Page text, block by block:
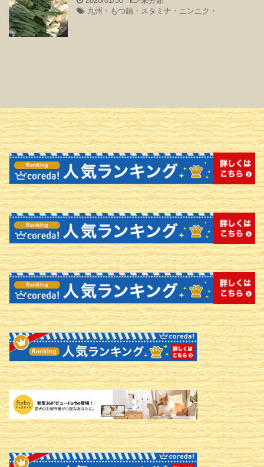
九州・もつ鍋・スタミナ・ニンニク・